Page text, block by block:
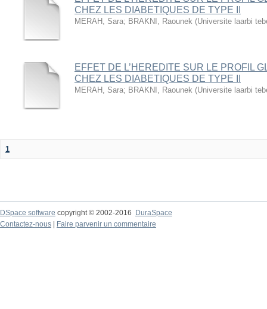
CHEZ LES DIABETIQUES DE TYPE II
MERAH, Sara; BRAKNI, Raounek (Universite laarbi
EFFET DE L’HEREDITE SUR LE PROFIL
CHEZ LES DIABETIQUES DE TYPE II
MERAH, Sara; BRAKNI, Raounek (Universite laarbi
1
DSpace software copyright © 2002-2016
DuraSpace
Contactez-nous
Faire parvenir un commentaire